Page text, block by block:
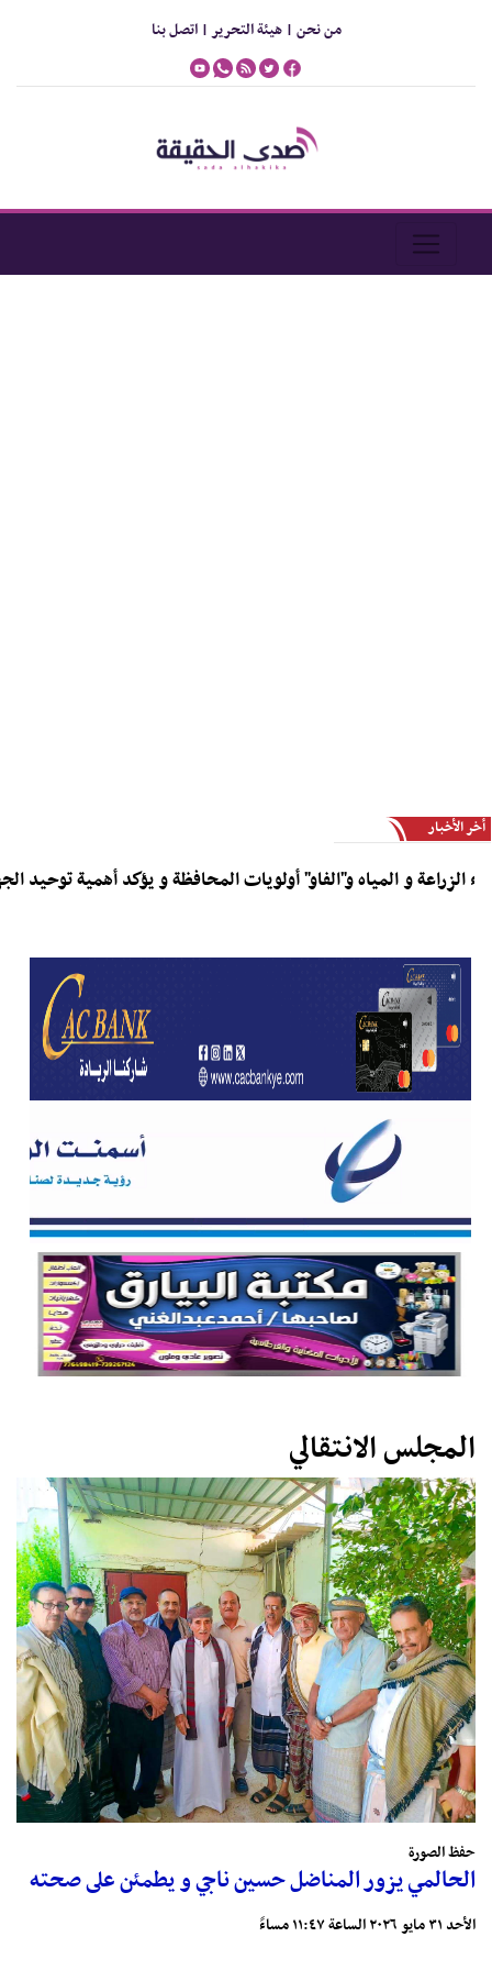
من نحن |هيئة التحرير |اتصل بنا
أخر الأخبار
محافظ المهرة يناقش مع وزراء الزراعة و المياه و"الفاو" أولويات
المجلس الانتقالي
حفظ الصورة
الحالمي يزور المناضل حسين ناجي و يطمئن على صحته
الأحد ٣١ مايو ٢٠٢٦ الساعة ١١:٤٧ مساءً